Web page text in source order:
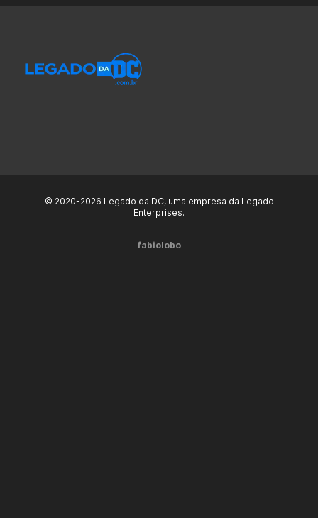
© 2020-2026 Legado da DC, uma empresa da Legado
Enterprises.
fabiolobo